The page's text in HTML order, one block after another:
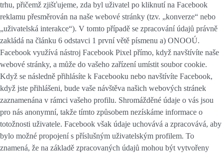
trhu, přičemž zjišťujeme, zda byl uživatel po kliknutí na Facebook
reklamu přesměrován na naše webové stránky (tzv. „konverze“ nebo
„uživatelská interakce“). V tomto případě se zpracování údajů právně
zakládá na článku 6 odstavci 1 první větě písmenu a) ONOOÚ.
Facebook využívá nástroj Facebook Pixel přímo, když navštívíte naše
webové stránky, a může do vašeho zařízení umístit soubor cookie.
Když se následně přihlásíte k Facebooku nebo navštívíte Facebook,
když jste přihlášeni, bude vaše návštěva našich webových stránek
zaznamenána v rámci vašeho profilu. Shromážděné údaje o vás jsou
pro nás anonymní, takže tímto způsobem nezískáme informace o
totožnosti uživatele. Facebook však údaje uchovává a zpracovává, aby
bylo možné propojení s příslušným uživatelským profilem. To
znamená, že na základě zpracovaných údajů mohou být vytvořeny